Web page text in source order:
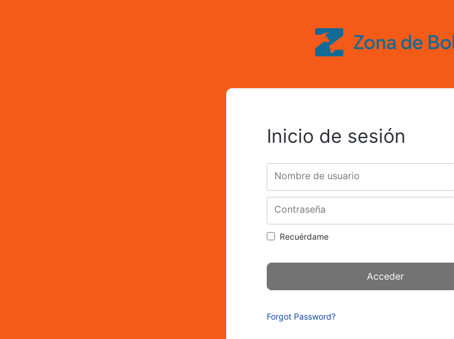
Inicio de sesión
Nombre de usuario
Contraseña
Recuérdame
Forgot Password?